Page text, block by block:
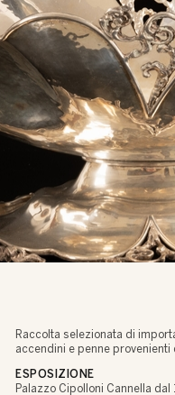
Raccolta selezionata di
accendini e penne
ESPOSIZIONE
Palazzo Cipolloni Cannella